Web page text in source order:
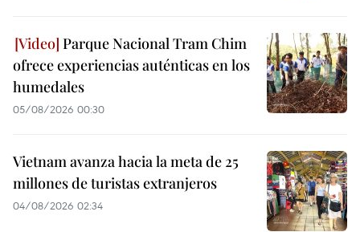
Parque Nacional Tram Chim
ofrece experiencias auténticas en los
humedales
05/08/2026 00:30
Vietnam avanza hacia la meta de 25
millones de turistas extranjeros
04/08/2026 02:34